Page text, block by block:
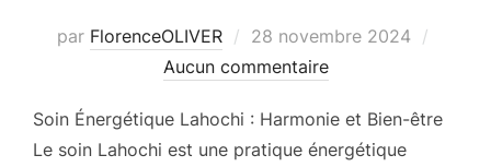
par FlorenceOLIVER
Publié
le
28 novembre 2024
Aucun commentaire
Soin Énergétique Lahochi : Harmonie et Bien-être
Le soin Lahochi est une pratique énergétique